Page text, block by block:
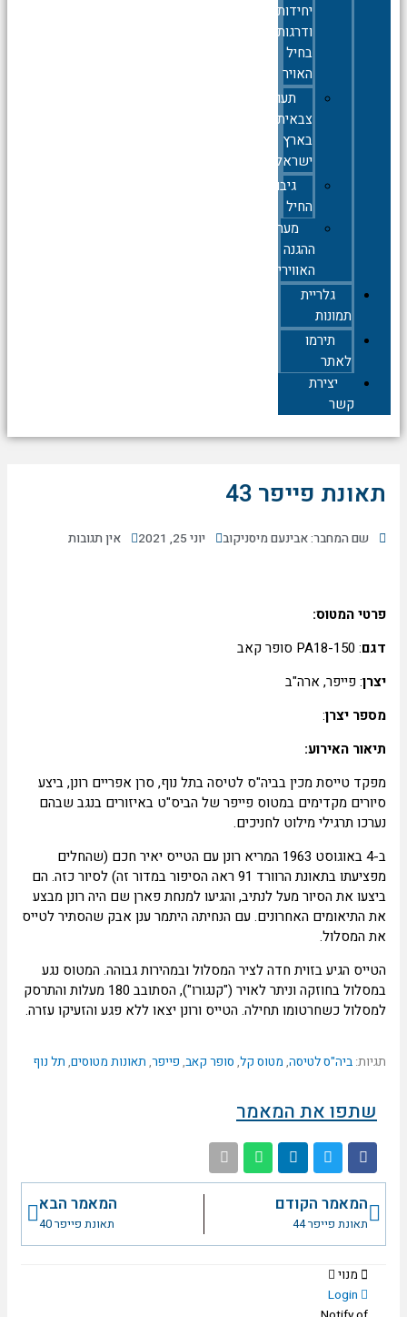
יחידות
ודרגות
תעופה
צבאית
בארץ
ישראל
גיבורי
מערך
ההגנה
האווירית
גלריית
תמונות
לאתר
יצירת
פייפר 43
שם המחבר: אבינעם מיסניקוב יוני 25, 2021 אין תגובות
המטוס:
: PA18-150 סופר קאב
: פייפר, ארה"ב
יצרן:
האירוע:
טייסת מכין בביה"ס לטיסה בתל נוף, סרן אפריים רונן, ביצע
מקדימים במטוס פייפר של הביס"ט באיזורים בנגב שבהם
תרגילי מילוט לחניכים.
ב-4 באוגוסט 1963 המריא רונן עם הטייס יאיר חכם (שהחלים
מפציעתו בתאונת הרוורד 91 ראה הסיפור במדור זה) לסיור כזה. הם
את הסיור מעל לנתיב, והגיעו למנחת פארן שם היה רונן מבצע
התיאומים האחרונים. עם הנחיתה היתמר ענן אבק שהסתיר לטייס
המסלול.
הגיע בזוית חדה לציר המסלול ובמהירות גבוהה. המטוס נגע
במסלול בחוזקה וניתר לאויר ("קנגורו"), הסתובב 180 מעלות והתרסק
כשחרטומו תחילה. הטייס ורונן יצאו ללא פגע והזעיקו עזרה.
ביה"ס לטיסה,מטוס קל,סופר קאב, פייפר ,תאונות מטוסים,תל נוף
שתפו את המאמר
המאמר הקודם
תאונת פייפר 44
המאמר הבא
תאונת פייפר 40
הבא